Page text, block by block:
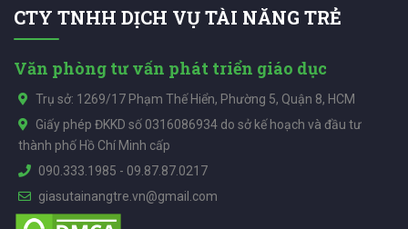
CTY TNHH DỊCH VỤ TÀI NĂNG TRẺ
Văn phòng tư vấn phát triển giáo dục
Trụ sở: 1269/17 Phạm Thế Hiển, Phường 5, Quận 8, HCM
Giấy phép ĐKKD số 0316086934 do sở kế hoạch và đầu tư
thành phố Hồ Chí Minh cấp
090.333.1985 - 09.87.87.0217
giasutainangtre.vn@gmail.com